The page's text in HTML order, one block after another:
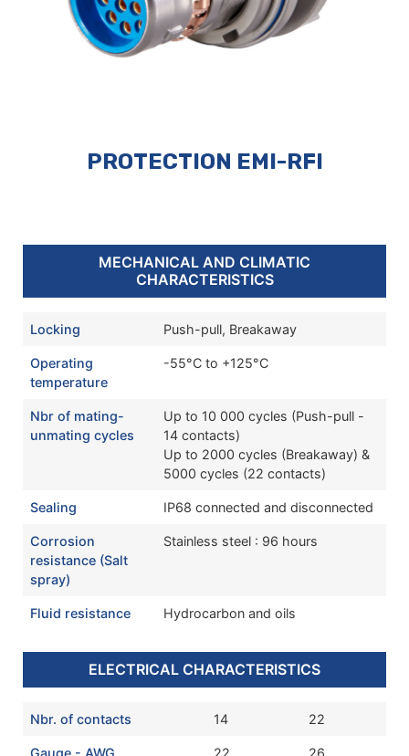
PROTECTION EMI-RFI
MECHANICAL AND CLIMATIC
CHARACTERISTICS
Locking Push-pull, Breakaway
Operating
temperature
-55°C to +125°C
Nbr of mating-
unmating cycles
Up to 10 000 cycles (Push-pull -
14 contacts)
Up to 2000 cycles (Breakaway) &
5000 cycles (22 contacts)
Sealing IP68 connected and disconnected
Corrosion
resistance (Salt
spray)
Stainless steel : 96 hours
Fluid resistance Hydrocarbon and oils
ELECTRICAL CHARACTERISTICS
Nbr. of contacts 14 22
Gauge - AWG 22 26